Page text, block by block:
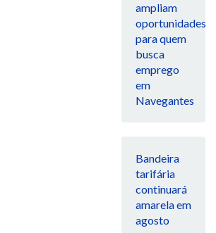
ampliam
oportunidades
para quem
busca
emprego
em
Navegantes
Bandeira
tarifária
continuará
amarela em
agosto